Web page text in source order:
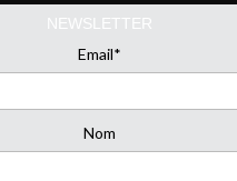
NEWSLETTER
Email*
Nom